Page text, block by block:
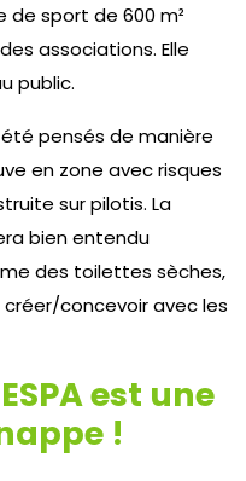
de sport de 600 m²
associations. Elle
public.
pensés de manière
en zone avec risques
sur pilotis. La
bien entendu
des toilettes sèches,
concevoir avec les
est une
!